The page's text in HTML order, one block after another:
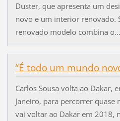
Duster, que apresenta um
novo e um interior renovado.
renovado modelo combina o...
“É todo um mundo
Carlos Sousa volta ao Dakar,
Janeiro, para percorrer
vai voltar ao Dakar em 2018,